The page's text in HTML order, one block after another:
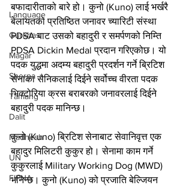
Language
Gurkhas
Magar
Sherpa
Tamang
Dalit
Madhesh
UN
FIPNA
बफादारीताको बारे हो। कुनो (Kuno) लाई भर्खरै
बेलायतको प्रतिष्ठित जनावर च्यारिटी संस्था
PDSA बाट उसको बहादुरी र समर्पणको निम्ति
PDSA Dickin Medal प्रदान गरिएकोछ। यो
पदक युद्धमा अदम्य बहादुरी प्रदर्शन गर्ने ब्रिटिश
सेनाका सैनिकलाई दिईने सर्वोच्च वीरता पदक
भिक्टोरिया क्रस बराबरको जनावरलाई दिईने
बहादुरी पदक मानिन्छ।
कुनो (Kuno) ब्रिटिश सेनाबाट सेवानिवृत्त एक
बहादुर मिलिटरी कुकुर हो। सेनामा काम गर्ने
कुकुरलाई Military Working Dog (MWD)
भनिन्छ। कुनो (Kuno) को प्रजाति बेल्जियन